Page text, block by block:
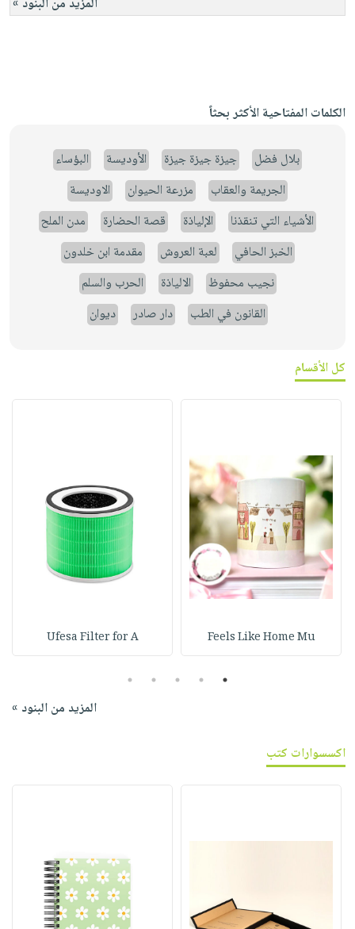
المزيد من البنود »
الكلمات المفتاحية الأكثر بحثاً
بلال فضل جيزة جيزة جيزة الأوديسة
البؤساء
الجريمة والعقاب
مزرعة الحيوان
الاوديسة
الأشياء التي تنقذنا
الإلياذة قصة الحضارة
مدن الملح
الخبز الحافي
لعبة العروش
مقدمة ابن خلدون
نجيب محفوظ
الالياذة
الحرب والسلم
القانون في الطب
دار صادر ديوان
كل الأقسام
Feels Like Home Mu
Ufesa Filter for A
1
2
3
4
5
المزيد من البنود »
اكسسوارات كتب